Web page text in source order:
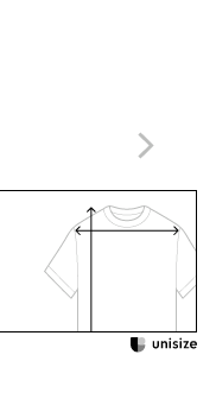
ざいます。あらかじめ
さい。
返品等について